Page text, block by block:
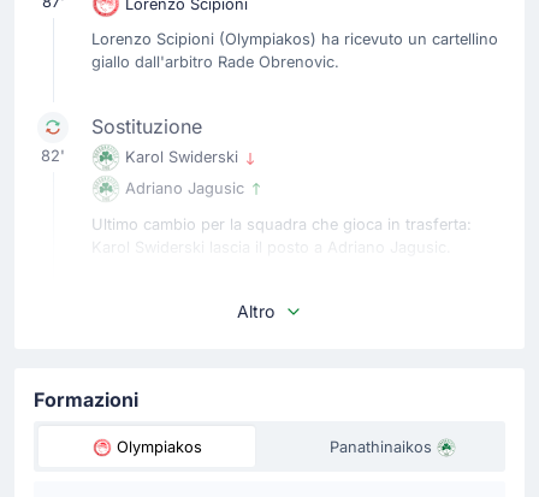
Lorenzo Scipioni
Lorenzo Scipioni (Olympiakos) ha ricevuto un cartellino
giallo dall'arbitro Rade Obrenovic.
82'
Sostituzione
Karol Swiderski
Adriano Jagusic
Ultimo cambio per la squadra che gioca in trasferta:
Karol Swiderski lascia il posto a Adriano Jagusic.
Pedro Chirivella rimpiazza Adam Gnezda Cerin per la
Altro
Formazioni
Olympiakos Panathinaikos